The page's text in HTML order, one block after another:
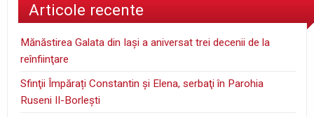
Articole recente
Mănăstirea Galata din Iaşi a aniversat trei decenii de la
reînfiinţare
Sfinţii Împărați Constantin și Elena, serbaţi în Parohia
Ruseni II-Borleşti